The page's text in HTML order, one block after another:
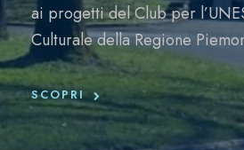
ai progetti del Club per
Culturale della Regione
SCOPRI